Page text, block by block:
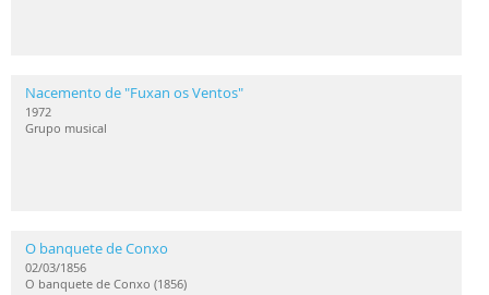
Nacemento de "Fuxan os Ventos"
1972
Grupo musical
O banquete de Conxo
02/03/1856
O banquete de Conxo (1856)